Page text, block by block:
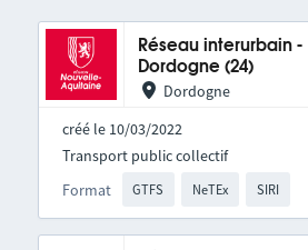
Réseau interurbain -
Dordogne (24)
Dordogne
créé le 10/03/2022
Format GTFS NeTEx SIRI
Transport public collectif